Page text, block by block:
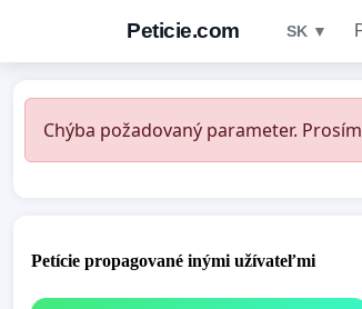
Peticie.com SK ▼
Chýba požadovaný parameter.
Petície propagované inými užívateľmi